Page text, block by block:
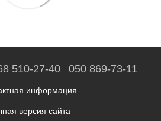
510-27-40 050 869-73-11
информация
версия сайта